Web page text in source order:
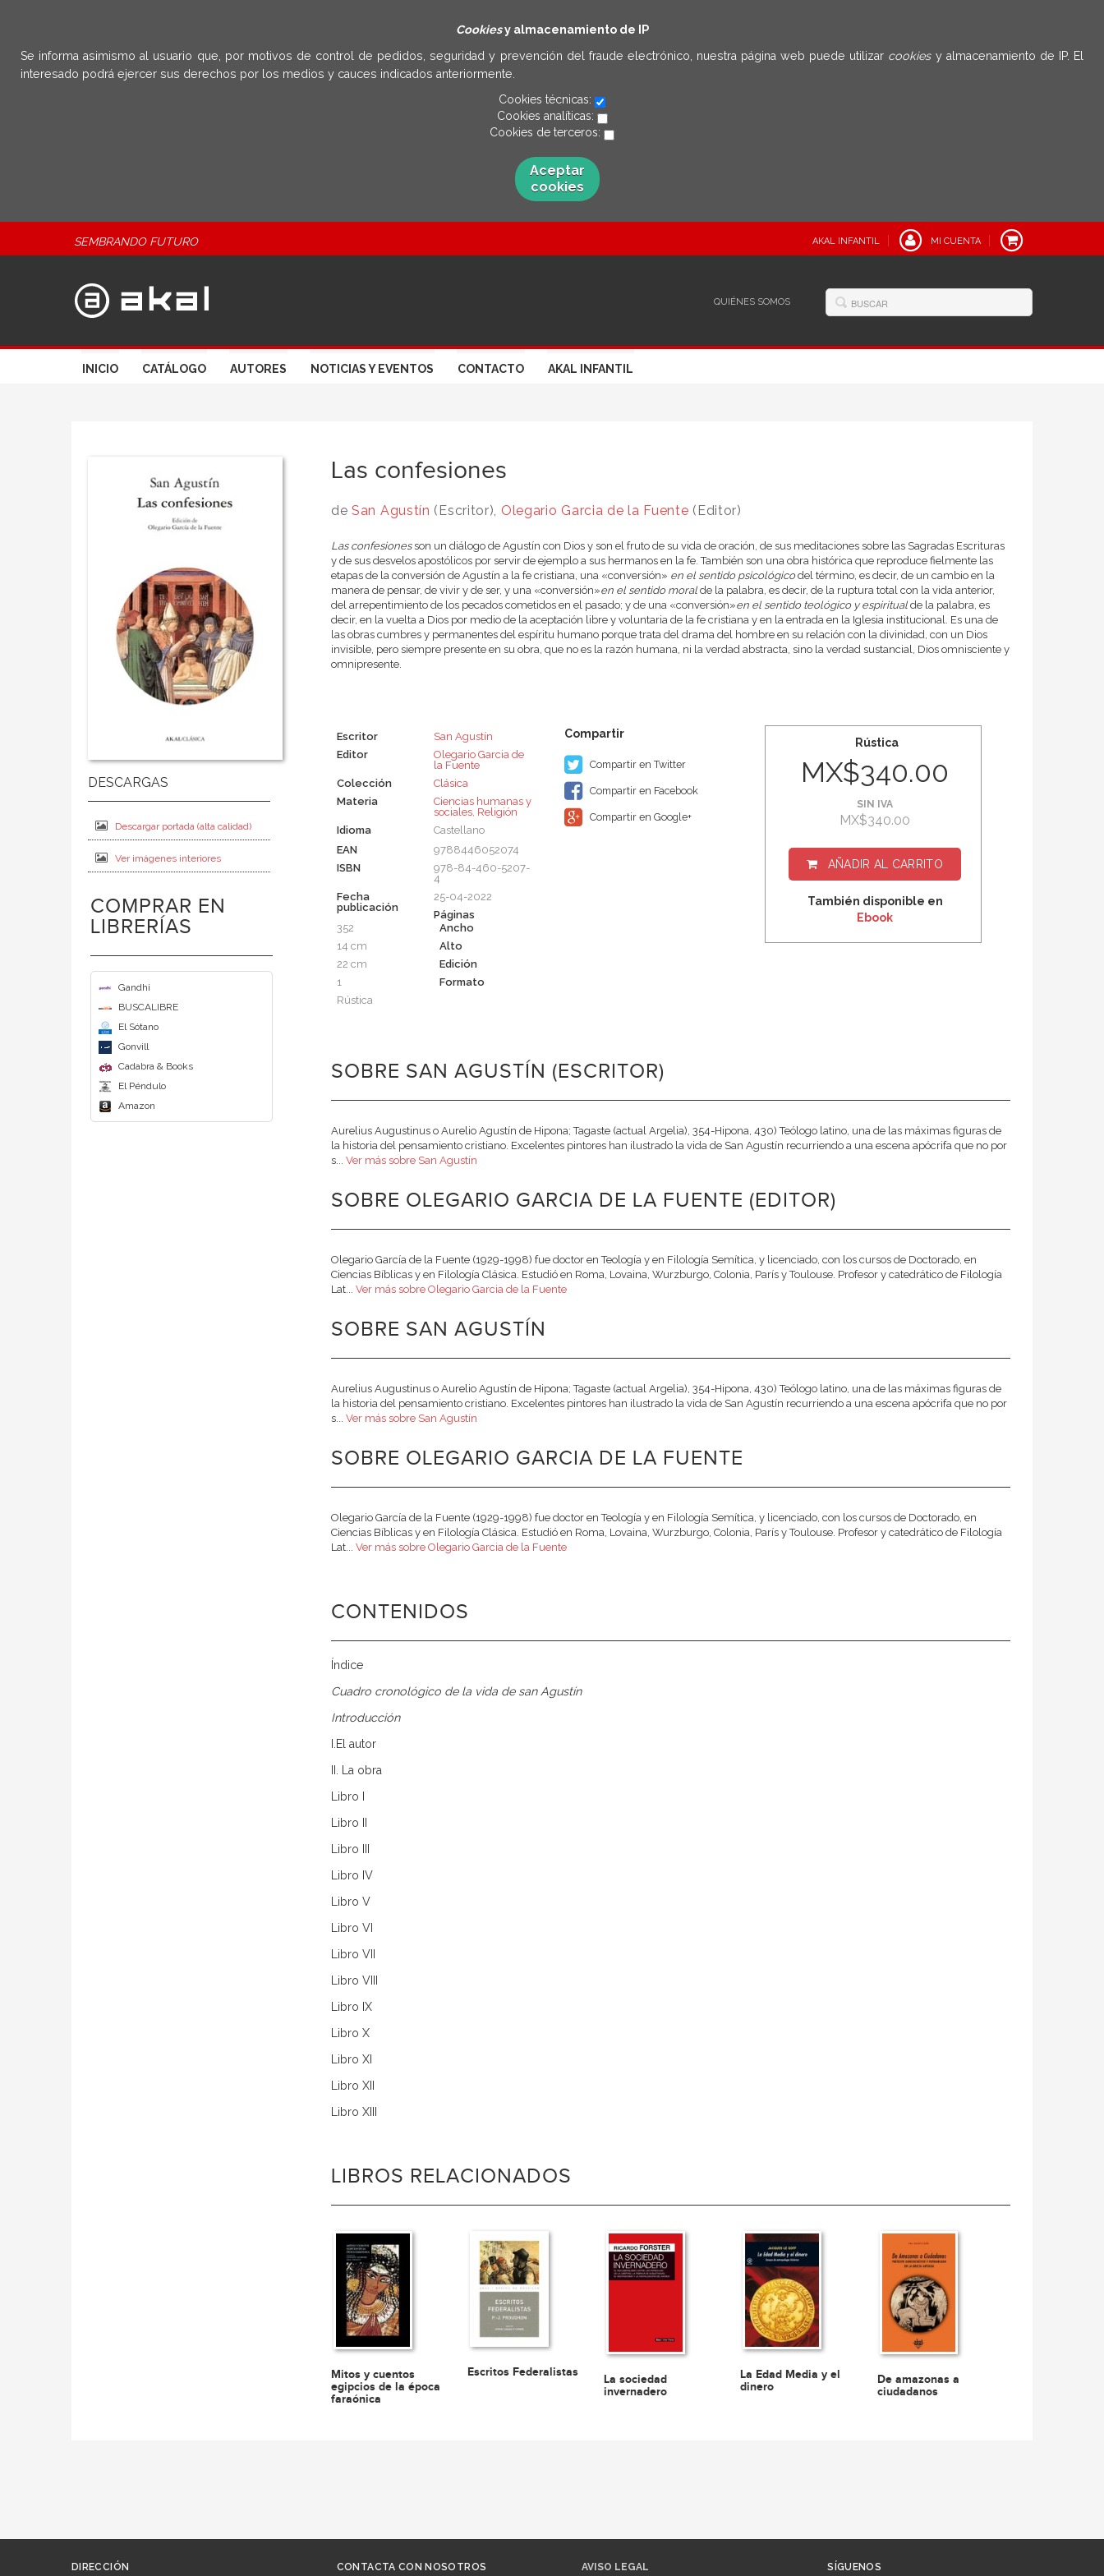
Cookiesy almacenamiento de IP
Se informa asimismo al usuario que, por motivos de control de pedidos, seguridad y prevención del fraude electrónico, nuestra página web puede utilizar cookies y almacenamiento de IP. El
interesado podrá ejercer sus derechos por los medios y cauces indicados anteriormente.
Cookies técnicas:
Cookies analíticas:
Cookies de terceros:
Aceptar
cookies
SEMBRANDO FUTURO AKAL INFANTIL MI CUENTA
QUIÉNES SOMOS
INICIO CATÁLOGO AUTORES NOTICIAS Y EVENTOS CONTACTO AKAL INFANTIL
Descargar portada (alta calidad)
Ver imágenes interiores
COMPRAR EN
LIBRERÍAS
Gandhi
BUSCALIBRE
El Sótano
Gonvill
Cadabra & Books
El Péndulo
Amazon
Las confesiones
deSan Agustín (Escritor), Olegario Garcia de la Fuente (Editor)
Las confesionesson un diálogo de Agustín con Dios y son el fruto de su vida de oración, de sus meditaciones sobre las Sagradas Escrituras
y de sus desvelos apostólicos por servir de ejemplo a sus hermanos en la fe. También son una obra histórica que reproduce fielmente las
etapas de la conversión de Agustín a la fe cristiana, una «conversión» en el sentido psicológicodel término, es decir, de un cambio en la
manera de pensar, de vivir y de ser, y una «conversión»en el sentido moral de la palabra, es decir, de la ruptura total con la vida anterior,
del arrepentimiento de los pecados cometidos en el pasado; y de una «conversión»en el sentido teológico y espiritual de la palabra, es
decir, en la vuelta a Dios por medio de la aceptación libre y voluntaria de la fe cristiana y en la entrada en la Iglesia institucional. Es una de
las obras cumbres y permanentes del espíritu humano porque trata del drama del hombre en su relación con la divinidad, con un Dios
invisible, pero siempre presente en su obra, que no es la razón humana, ni la verdad abstracta, sino la verdad sustancial, Dios omnisciente y
omnipresente.
Escritor
San Agustín
Editor
Olegario Garcia de
la Fuente
Colección
Clásica
Materia
Ciencias humanas y
sociales, Religión
Idioma
Castellano
EAN
9788446052074
ISBN
978-84-460-5207-
4
Fecha
publicación
25-04-2022
Páginas
352
Ancho
14 cm
Alto
22 cm
Edición
1
Formato
Rústica
Compartir en Twitter
Compartir en Facebook
Compartir en Google+
Rústica
MX$340.00
SIN IVA
MX$340.00
AÑADIR AL CARRITO
También disponible en
Ebook
SOBRE SAN AGUSTÍN (ESCRITOR)
Aurelius Augustinus o Aurelio Agustín de Hipona; Tagaste (actual Argelia), 354-Hipona, 430) Teólogo latino, una de las máximas figuras de
la historia del pensamiento cristiano. Excelentes pintores han ilustrado la vida de San Agustín recurriendo a una escena apócrifa que no por
s... Ver más sobre San Agustín
SOBRE OLEGARIO GARCIA DE LA FUENTE (EDITOR)
Olegario García de la Fuente (1929-1998) fue doctor en Teología y en Filología Semítica, y licenciado, con los cursos de Doctorado, en
Ciencias Bíblicas y en Filología Clásica. Estudió en Roma, Lovaina, Wurzburgo, Colonia, París y Toulouse. Profesor y catedrático de Filología
Lat... Ver más sobre Olegario Garcia de la Fuente
SOBRE SAN AGUSTÍN
Aurelius Augustinus o Aurelio Agustín de Hipona; Tagaste (actual Argelia), 354-Hipona, 430) Teólogo latino, una de las máximas figuras de
la historia del pensamiento cristiano. Excelentes pintores han ilustrado la vida de San Agustín recurriendo a una escena apócrifa que no por
s... Ver más sobre San Agustín
SOBRE OLEGARIO GARCIA DE LA FUENTE
Olegario García de la Fuente (1929-1998) fue doctor en Teología y en Filología Semítica, y licenciado, con los cursos de Doctorado, en
Ciencias Bíblicas y en Filología Clásica. Estudió en Roma, Lovaina, Wurzburgo, Colonia, París y Toulouse. Profesor y catedrático de Filología
Lat... Ver más sobre Olegario Garcia de la Fuente
CONTENIDOS
Índice
Cuadro cronológico de la vida de san Agustín
Introducción
I.El autor
II. La obra
Libro I
Libro II
Libro III
Libro IV
Libro V
Libro VI
Libro VII
Libro VIII
Libro IX
Libro X
Libro XI
Libro XII
Libro XIII
LIBROS RELACIONADOS
Mitos y cuentos
egipcios de la época
faraónica
Escritos Federalistas
La sociedad
invernadero
La Edad Media y el
dinero
De amazonas a
ciudadanos
DIRECCIÓN CONTACTA CON NOSOTROS AVISO LEGAL SÍGUENOS